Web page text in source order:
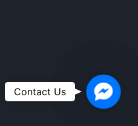
Contact Us